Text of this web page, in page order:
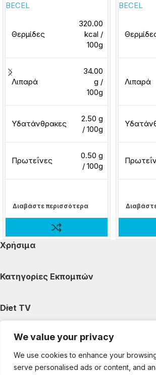
We value your privacy
We use cookies to enhance your
serve personalised ads or content, and
BECEL
Θερμίδες
320.00
kcal /
100g
Λιπαρά
34.00
g /
100g
Υδατάνθρακες
2.50 g
/ 100g
Πρωτεΐνες
0.50 g
/ 100g
Διαβάστε περισσότερα
BECEL
Λιπαρά
Χρήσιμα
Κατηγορίες Εκπομπών
Diet TV
Κατηγορίες Άρθρων
Ακολουθήστε μας